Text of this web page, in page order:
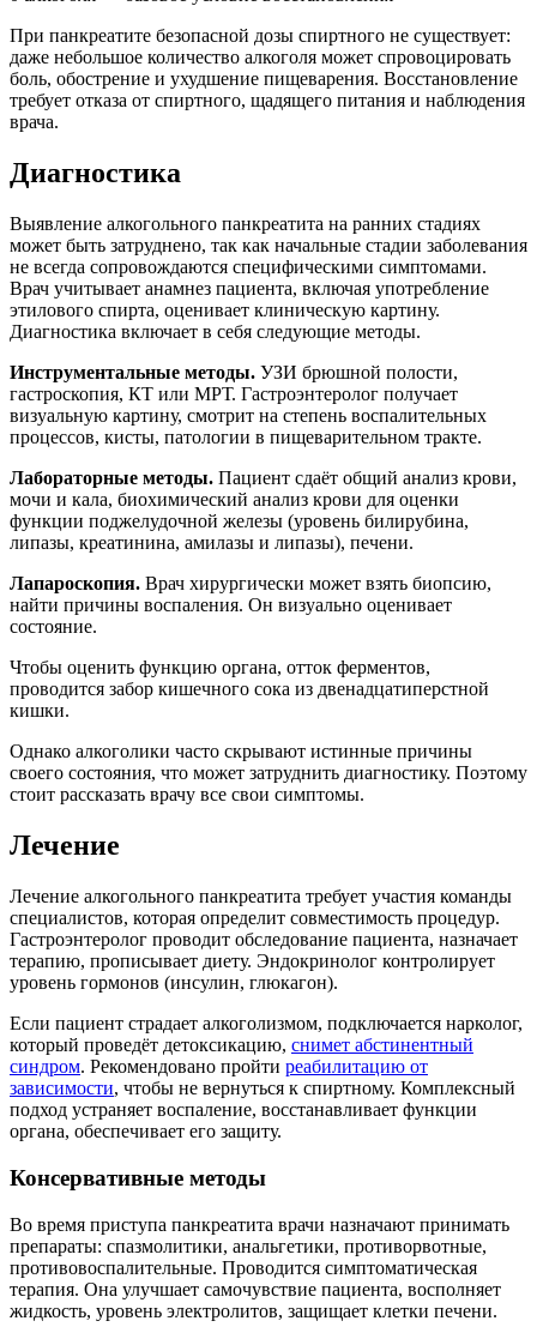
При панкреатите безопасной дозы спиртного не существует:
даже небольшое количество алкоголя может спровоцировать
боль, обострение и ухудшение пищеварения. Восстановление
требует отказа от спиртного, щадящего питания и наблюдения
врача.
Диагностика
Выявление алкогольного панкреатита на ранних стадиях
может быть затруднено, так как начальные стадии заболевания
не всегда сопровождаются специфическими симптомами.
Врач учитывает анамнез пациента, включая употребление
этилового спирта, оценивает клиническую картину.
Диагностика включает в себя следующие методы.
Инструментальные методы. УЗИ брюшной полости,
гастроскопия, КТ или МРТ. Гастроэнтеролог получает
визуальную картину, смотрит на степень воспалительных
процессов, кисты, патологии в пищеварительном тракте.
Лабораторные методы. Пациент сдаёт общий анализ крови,
мочи и кала, биохимический анализ крови для оценки
функции поджелудочной железы (уровень билирубина,
липазы, креатинина, амилазы и липазы), печени.
Лапароскопия. Врач хирургически может взять биопсию,
найти причины воспаления. Он визуально оценивает
состояние.
Чтобы оценить функцию органа, отток ферментов,
проводится забор кишечного сока из двенадцатиперстной
кишки.
Однако алкоголики часто скрывают истинные причины
своего состояния, что может затруднить диагностику. Поэтому
стоит рассказать врачу все свои симптомы.
Лечение
Лечение алкогольного панкреатита требует участия команды
специалистов, которая определит совместимость процедур.
Гастроэнтеролог проводит обследование пациента, назначает
терапию, прописывает диету. Эндокринолог контролирует
уровень гормонов (инсулин, глюкагон).
Если пациент страдает алкоголизмом, подключается нарколог,
который проведёт детоксикацию, снимет абстинентный
синдром. Рекомендовано пройти реабилитацию от
зависимости, чтобы не вернуться к спиртному. Комплексный
подход устраняет воспаление, восстанавливает функции
органа, обеспечивает его защиту.
Консервативные методы
Во время приступа панкреатита врачи назначают принимать
препараты: спазмолитики, анальгетики, противорвотные,
противовоспалительные. Проводится симптоматическая
терапия. Она улучшает самочувствие пациента, восполняет
жидкость, уровень электролитов, защищает клетки печени.